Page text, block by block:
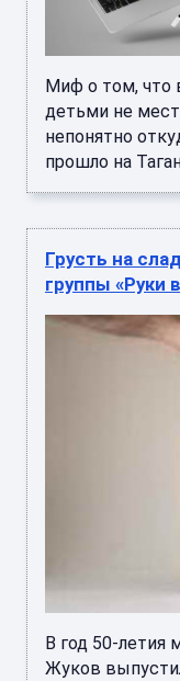
Миф о том, что
детьми не
непонятно
прошло на
Грусть на
группы «Руки
В год 50-летия
Жуков